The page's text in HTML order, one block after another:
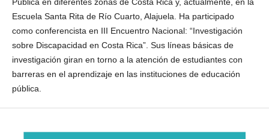
Escuela Santa Rita de Río Cuarto, Alajuela. Ha participado
como conferencista en III Encuentro Nacional: “Investigación
sobre Discapacidad en Costa Rica”. Sus líneas básicas de
investigación giran en torno a la atención de estudiantes con
barreras en el aprendizaje en las instituciones de educación
pública.